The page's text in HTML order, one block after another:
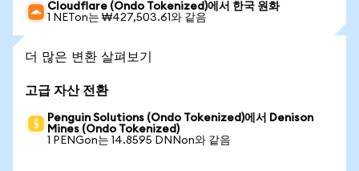
Cloudflare (Ondo Tokenized)에서 한국 원화
1 NETon는 ₩427,503.61와 같음
더 많은 변환 살펴보기
고급 자산 전환
Penguin Solutions (Ondo Tokenized)에서 Denison
Mines (Ondo Tokenized)
1 PENGon는 14.8595 DNNon와 같음